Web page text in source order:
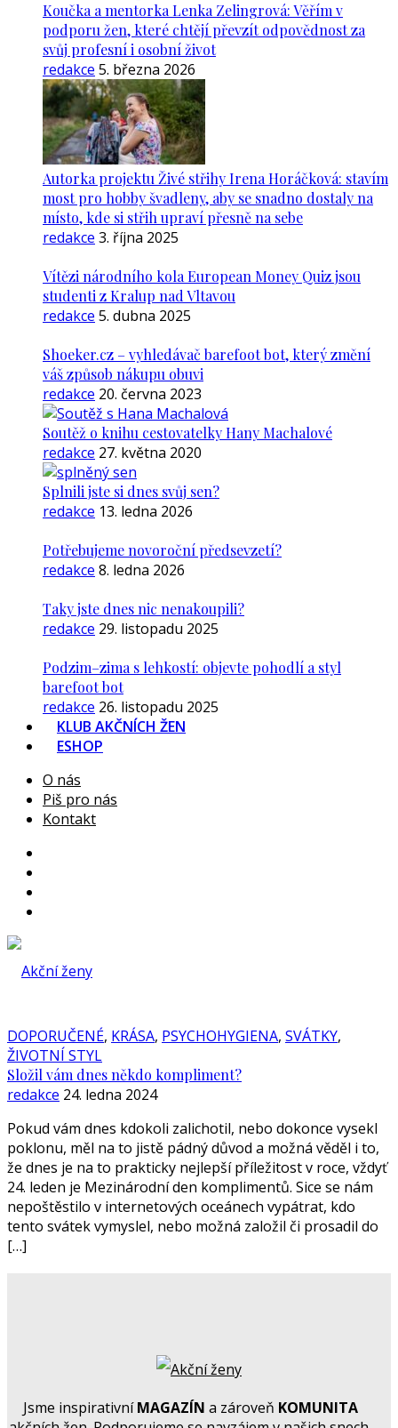
Koučka a mentorka Lenka Zelingrová: Věřím v
podporu žen, které chtějí převzít odpovědnost za
svůj profesní i osobní život
redakce 5. března 2026
Autorka projektu Živé střihy Irena Horáčková: stavím
most pro hobby švadleny, aby se snadno dostaly na
místo, kde si střih upraví přesně na sebe
redakce 3. října 2025
Vítězi národního kola European Money Quiz jsou
studenti z Kralup nad Vltavou
redakce 5. dubna 2025
Shoeker.cz – vyhledávač barefoot bot, který změní
váš způsob nákupu obuvi
redakce 20. června 2023
Soutěž o knihu cestovatelky Hany Machalové
redakce 27. května 2020
Splnili jste si dnes svůj sen?
redakce 13. ledna 2026
Potřebujeme novoroční předsevzetí?
redakce 8. ledna 2026
Taky jste dnes nic nenakoupili?
redakce 29. listopadu 2025
Podzim–zima s lehkostí: objevte pohodlí a styl
barefoot bot
redakce 26. listopadu 2025
KLUB AKČNÍCH ŽEN
ESHOP
O nás
Piš pro nás
Kontakt
DOPORUČENÉ, KRÁSA, PSYCHOHYGIENA, SVÁTKY,
ŽIVOTNÍ STYL
Složil vám dnes někdo kompliment?
redakce 24. ledna 2024
Pokud vám dnes kdokoli zalichotil, nebo dokonce vysekl
poklonu, měl na to jistě pádný důvod a možná věděl i to,
že dnes je na to prakticky nejlepší příležitost v roce, vždyť
24. leden je Mezinárodní den komplimentů. Sice se nám
nepoštěstilo v internetových oceánech vypátrat, kdo
tento svátek vymyslel, nebo možná založil či prosadil do
[…]
Jsme inspirativníMAGAZÍN a zároveň KOMUNITA